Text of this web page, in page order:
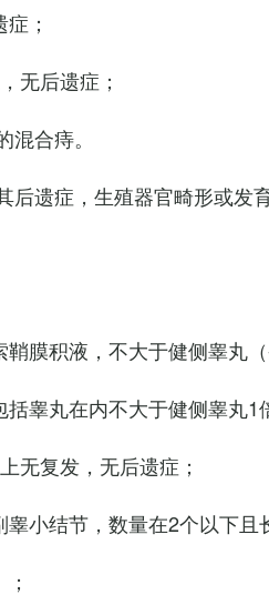
；
无后遗症；
合痔。
后遗症，生殖器官畸形或发
膜积液，不大于健侧睾丸
睾丸在内不大于健侧睾丸1
无复发，无后遗症；
小结节，数量在2个以下且